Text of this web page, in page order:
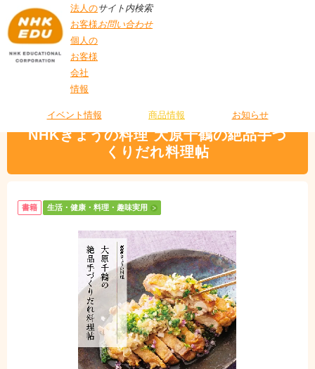
法人の
お客様
個人の
お客様
会社
情報
サイト内検索
お問い合わせ
イベント情報 商品情報 お知らせ
品手づくりだれ料理帖
NHKきょうの料理 大原千鶴の絶品手づ
くりだれ料理帖
書籍 生活・健康・料理・趣味実用